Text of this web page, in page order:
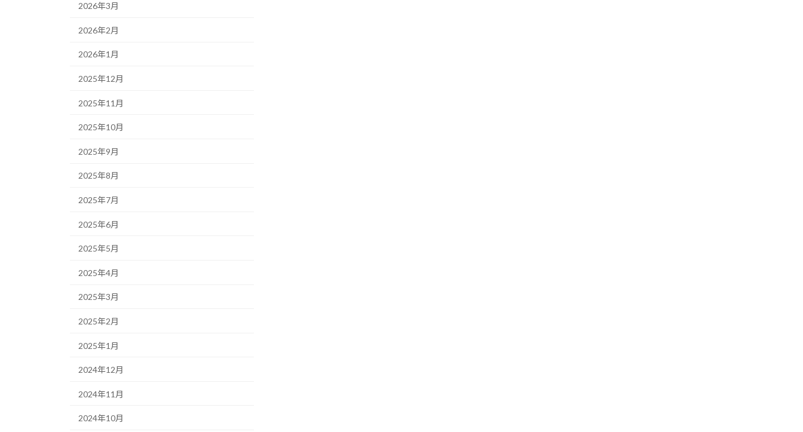
2026年3月
2026年2月
2026年1月
2025年12月
2025年11月
2025年10月
2025年9月
2025年8月
2025年7月
2025年6月
2025年5月
2025年4月
2025年3月
2025年2月
2025年1月
2024年12月
2024年11月
2024年10月